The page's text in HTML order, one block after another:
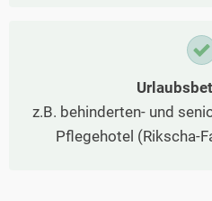
z.B. behinderten- und
Pflegehotel (Rikscha-